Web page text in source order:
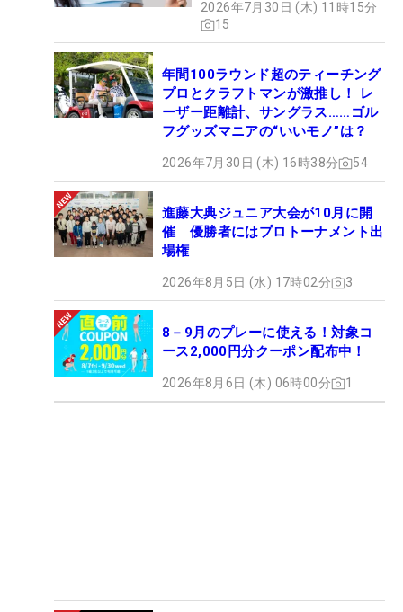
2026年7月30日 (木) 11時15分
15
年間100ラウンド超のティーチング
プロとクラフトマンが激推し！ レ
ーザー距離計、サングラス……ゴル
フグッズマニアの“いいモノ”は？
2026年7月30日 (木) 16時38分 54
進藤大典ジュニア大会が10月に開
催 優勝者にはプロトーナメント出
場権
2026年8月5日 (水) 17時02分 3
8－9月のプレーに使える！対象コ
ース2,000円分クーポン配布中！
2026年8月6日 (木) 06時00分 1